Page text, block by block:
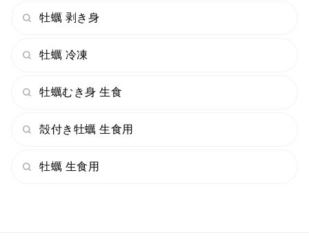
十分加熱してからお召し上がりください。
牡蠣 剥き身
牡蠣 冷凍
牡蠣むき身 生食
殻付き牡蠣 生食用
牡蠣 生食用